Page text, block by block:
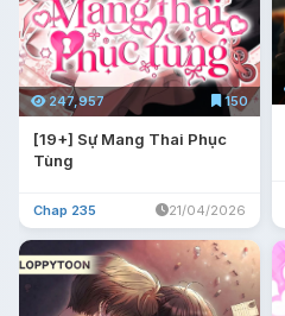
247,957 150
[19+] Sự Mang Thai Phục
Tùng
Chap 235 21/04/2026